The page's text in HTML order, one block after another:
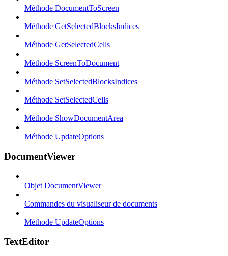
Méthode DocumentToScreen
Méthode GetSelectedBlocksIndices
Méthode GetSelectedCells
Méthode ScreenToDocument
Méthode SetSelectedBlocksIndices
Méthode SetSelectedCells
Méthode ShowDocumentArea
Méthode UpdateOptions
DocumentViewer
Objet DocumentViewer
Commandes du visualiseur de documents
Méthode UpdateOptions
TextEditor